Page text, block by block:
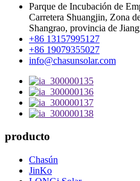
Parque de Incubación de
Carretera Shuangjin, Zona
Shangrao, provincia de
+86 13157995127
+86 19079355027
info@chasunsolar.com
producto
Chasún
JinKo